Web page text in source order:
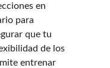
en
para
que tu
de los
entrenar